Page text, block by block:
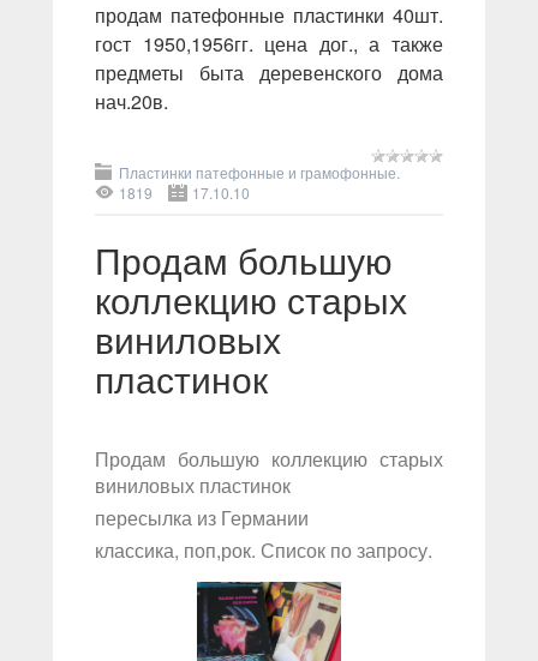
продам патефонные пластинки 40шт.
гост 1950,1956гг. цена дог., а также
предметы быта деревенского дома
нач.20в.
Пластинки патефонные и грамофонные.
1819
17.10.10
Продам большую
коллекцию старых
виниловых
пластинок
Продам большую коллекцию старых
виниловых пластинок
пересылка из Германии
классика, поп,рок. Список по запросу.